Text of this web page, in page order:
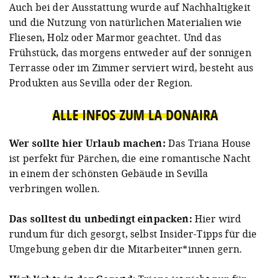
Auch bei der Ausstattung wurde auf Nachhaltigkeit
und die Nutzung von natürlichen Materialien wie
Fliesen, Holz oder Marmor geachtet. Und das
Frühstück, das morgens entweder auf der sonnigen
Terrasse oder im Zimmer serviert wird, besteht aus
Produkten aus Sevilla oder der Region.
ALLE INFOS ZUM LA DONAIRA
Wer sollte hier Urlaub machen: Das Triana House
ist perfekt für Pärchen, die eine romantische Nacht
in einem der schönsten Gebäude in Sevilla
verbringen wollen.
Das solltest du unbedingt einpacken: Hier wird
rundum für dich gesorgt, selbst Insider-Tipps für die
Umgebung geben dir die Mitarbeiter*innen gern.